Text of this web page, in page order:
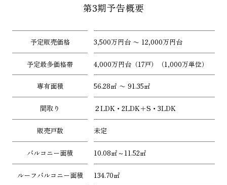
第3期予告概要
予定販売価格 3,500万円台 〜 12,000万円台
予定最多価格帯 4,000万円台（17戸）（1,000万単位）
専有面積 56.28㎡ 〜 91.35㎡
間取り ２LDK・2LDK＋S・3LDK
販売戸数 未定
バルコニー面積 10.08㎡～11.52㎡
ルーフバルコニー面積 134.70㎡